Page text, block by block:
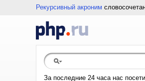
Рекурсивный акроним
За последние 24 часа нас